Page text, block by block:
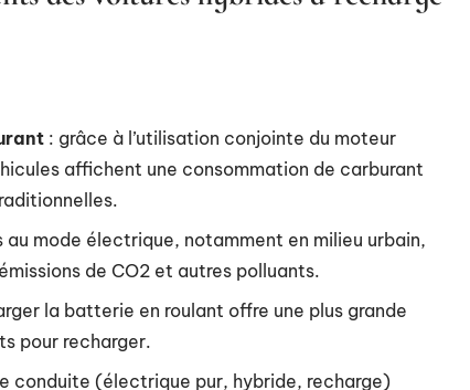
: grâce à l’utilisation conjointe du moteur
affichent une consommation de carburant
au mode électrique, notamment en milieu urbain,
de CO2 et autres polluants.
la batterie en roulant offre une plus grande
pour recharger.
conduite (électrique pur, hybride, recharge)